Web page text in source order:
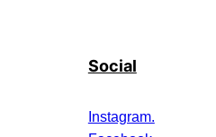
Social
Instagram.